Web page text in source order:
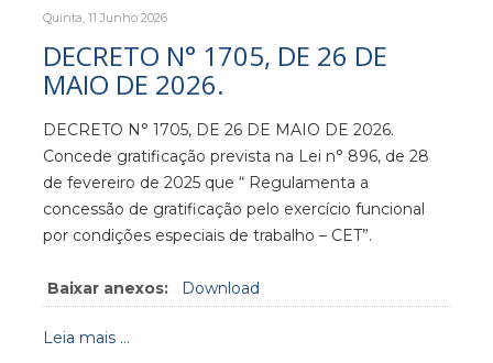
Quinta, 11 Junho 2026
DECRETO N° 1705, DE 26 DE
MAIO DE 2026.
DECRETO N° 1705, DE 26 DE MAIO DE 2026.
Concede gratificação prevista na Lei n° 896, de 28
de fevereiro de 2025 que “ Regulamenta a
concessão de gratificação pelo exercício funcional
por condições especiais de trabalho – CET”.
Baixar anexos: Download
Leia mais ...